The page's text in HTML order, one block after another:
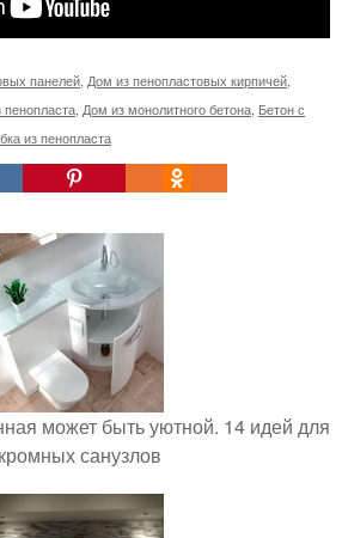
панелей Дом из пенопластовых кирпичей
Дом из монолитного бетона Бетон с
из пенопласта
может быть уютной. 14 идей для
санузлов